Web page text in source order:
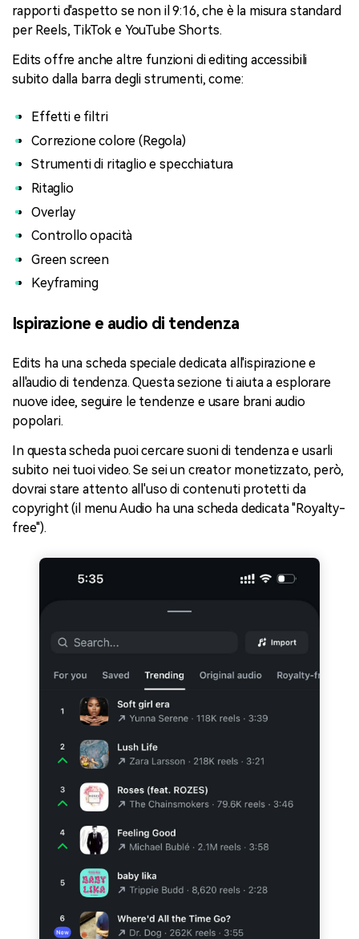
rapporti d'aspetto se non il 9:16, che è la misura standard
per Reels, TikTok e YouTube Shorts.
Edits offre anche altre funzioni di editing accessibili
subito dalla barra degli strumenti, come:
Effetti e filtri
Correzione colore (Regola)
Strumenti di ritaglio e specchiatura
Ritaglio
Overlay
Controllo opacità
Green screen
Keyframing
Ispirazione e audio di tendenza
Edits ha una scheda speciale dedicata all'ispirazione e
all'audio di tendenza. Questa sezione ti aiuta a esplorare
nuove idee, seguire le tendenze e usare brani audio
popolari.
In questa scheda puoi cercare suoni di tendenza e usarli
subito nei tuoi video. Se sei un creator monetizzato, però,
dovrai stare attento all'uso di contenuti protetti da
copyright (il menu Audio ha una scheda dedicata "Royalty-
free").